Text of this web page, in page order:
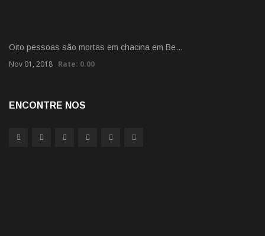
Oito pessoas são mortas em chacina em Be…
Nov 01, 2018 Rate: 0.00
ENCONTRE NOS